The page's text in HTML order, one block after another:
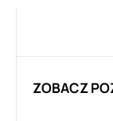
ZOBACZ